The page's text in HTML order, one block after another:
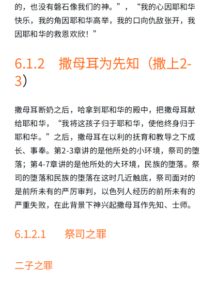
的，也没有磐石像我们的神。”，“我的心因耶和华
快乐，我的角因耶和华高举，我的口向仇敌张开，我
因耶和华的救恩欢欣！”
6.1.2 撒母耳为先知（撒上2-
3）
撒母耳断奶之后，哈拿到耶和华的殿中，把撒母耳献
给耶和华，“我将这孩子归于耶和华，使他终身归于
耶和华。”之后，撒母耳在以利的抚育和教导之下成
长、事奉。第2-3章讲的是他所处的小环境，祭司的堕
落；第4-7章讲的是他所处的大环境，民族的堕落。祭
司的堕落和民族的堕落在这时几近触底，祭司面对的
是前所未有的严厉审判，以色列人经历的前所未有的
严重失败，在此背景下神兴起撒母耳作先知、士师。
6.1.2.1 祭司之罪
二子之罪